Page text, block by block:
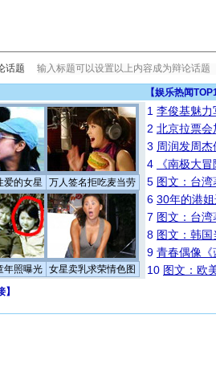
话题
【娱乐热闻
爱的女星 万人签名拒吃麦当劳
年照曝光 女星卖乳求荣情色图
1 李俊基魅力
2 北京拉票
3 周润发周
4
《南极大
5 图文：台
6 30年的港
7 图文：台
8 图文：韩
9 青春偶像《
10 图文：欧
】